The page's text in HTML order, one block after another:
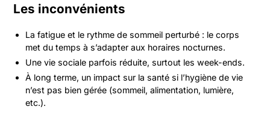
Les inconvénients
La fatigue et le rythme de sommeil perturbé : le corps
met du temps à s’adapter aux horaires nocturnes.
Une vie sociale parfois réduite, surtout les week-ends.
À long terme, un impact sur la santé si l’hygiène de vie
n’est pas bien gérée (sommeil, alimentation, lumière,
etc.).